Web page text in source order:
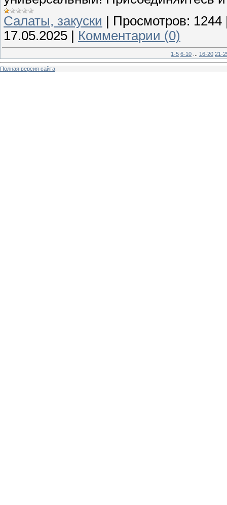
Cалаты, закуски | Просмотров: 1244
17.05.2025 | Комментарии (0)
1-5 6-10 16-20 21-
Полная версия сайта